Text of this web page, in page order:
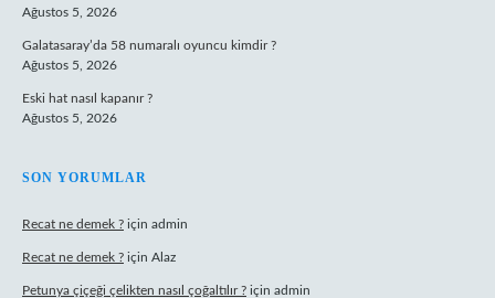
Ağustos 5, 2026
Galatasaray’da 58 numaralı oyuncu kimdir ?
Ağustos 5, 2026
Eski hat nasıl kapanır ?
Ağustos 5, 2026
SON YORUMLAR
Recat ne demek ? için admin
Recat ne demek ? için Alaz
Petunya çiçeği çelikten nasıl çoğaltılır ? için admin